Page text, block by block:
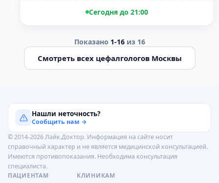
Сегодня до 21:00
Показано 1-16из 16
Смотреть всех цефалгологов Москвы
Нашли неточность?
Сообщить нам →
© 2014-2026 Лайк.Доктор. Информация на сайте носит
справочный характер и не является медицинской консультацией.
Имеются противопоказания. Необходима консультация
специалиста.
ПАЦИЕНТАМ
КЛИНИКАМ